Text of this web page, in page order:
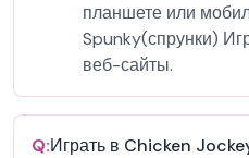
планшете или
Spunky(спрунки)
веб-сайты.
Q:Играть в Chicken